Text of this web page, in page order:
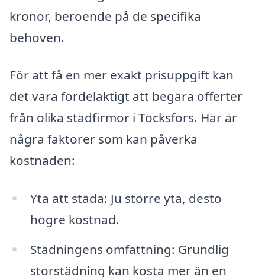
kronor, beroende på de specifika
behoven.
För att få en mer exakt prisuppgift kan
det vara fördelaktigt att begära offerter
från olika städfirmor i Töcksfors. Här är
några faktorer som kan påverka
kostnaden:
Yta att städa: Ju större yta, desto
högre kostnad.
Städningens omfattning: Grundlig
storstädning kan kosta mer än en